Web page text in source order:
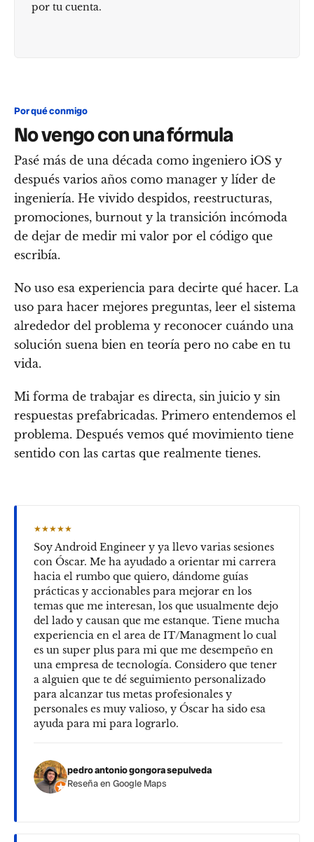
por tu cuenta.
Por qué conmigo
No vengo con una fórmula
Pasé más de una década como ingeniero iOS y
después varios años como manager y líder de
ingeniería. He vivido despidos, reestructuras,
promociones, burnout y la transición incómoda
de dejar de medir mi valor por el código que
escribía.
No uso esa experiencia para decirte qué hacer. La
uso para hacer mejores preguntas, leer el sistema
alrededor del problema y reconocer cuándo una
solución suena bien en teoría pero no cabe en tu
vida.
Mi forma de trabajar es directa, sin juicio y sin
respuestas prefabricadas. Primero entendemos el
problema. Después vemos qué movimiento tiene
sentido con las cartas que realmente tienes.
★★★★★
Soy Android Engineer y ya llevo varias sesiones
con Óscar. Me ha ayudado a orientar mi carrera
hacia el rumbo que quiero, dándome guías
prácticas y accionables para mejorar en los
temas que me interesan, los que usualmente dejo
del lado y causan que me estanque. Tiene mucha
experiencia en el area de IT/Managment lo cual
es un super plus para mi que me desempeño en
una empresa de tecnología. Considero que tener
a alguien que te dé seguimiento personalizado
para alcanzar tus metas profesionales y
personales es muy valioso, y Óscar ha sido esa
ayuda para mi para lograrlo.
pedro antonio gongora sepulveda
Reseña en Google Maps